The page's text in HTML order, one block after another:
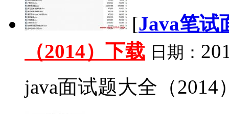
[Java笔试
（2014）下载 日期：
java面试题大全（2014